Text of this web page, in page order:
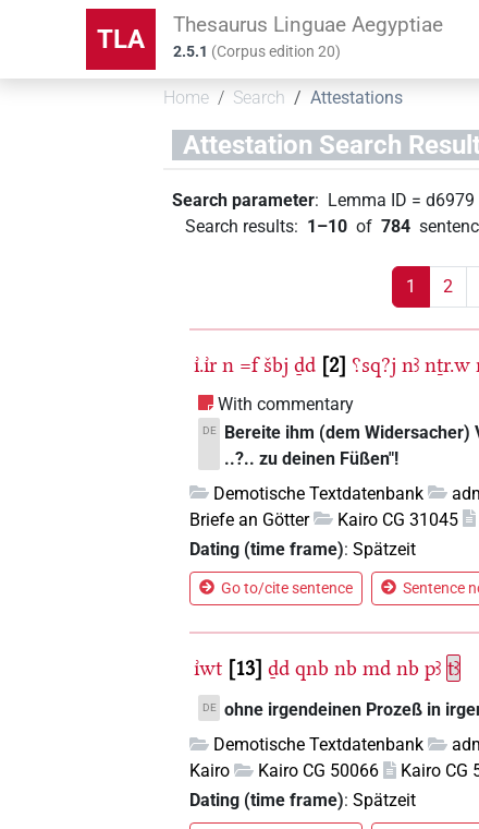
TLA Thesaurus Linguae Aegyptiae
2.5.1 (Corpus edition20)
Home Search Attestations
Attestation Search
Search parameter: Lemma ID =d6979
Search results: 1–10 of 784
1 2
ı͗.ı͗r n =f šbj ḏd 2 ⸮sq?j nꜣ nṯr.w
With commentary
DE
Bereite ihm (dem Widersacher)
..?.. zu deinen Füßen"!
Demotische Textdatenbank
Briefe an Götter
Kairo CG 31045
Dating (time frame):Spätzeit
Go to/cite sentence Sentence
ı͗wt 13 ḏd qnb nb md nb pꜣ tꜣ
DE ohne irgendeinen Prozeß in
Demotische Textdatenbank
Kairo
Kairo CG 50066 Kairo CG
Dating (time frame):Spätzeit